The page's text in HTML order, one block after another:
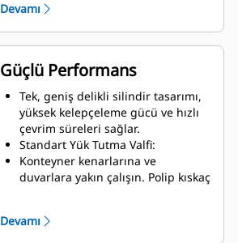
durdurucularıyla büyük yüklerde
tutuşu koruyun veya küçük
malzemeleri toplayın, ayırın,
yerleştirin ve geniş kavramayı
önleyin.
Kir ve diğer ince malzemeleri
iskelet ve gözenekli kovanlar
aracılığıyla dışarı atarak
operatörün yükü iyi görmesini
sağlar.
Malzeme ayırma hızlıdır, sahada
Kovan hareketi sorunsuzdur ve
Devamı
Güçlü Performans
Tek, geniş delikli silindir tasarımı,
yüksek kelepçeleme gücü ve hızlı
çevrim süreleri sağlar.
Standart Yük Tutma Valfi:
Konteyner kenarlarına ve
duvarlara yakın çalışın. Polip kıskaç
boşluk sağlayarak kamyonlarda,
Devamı